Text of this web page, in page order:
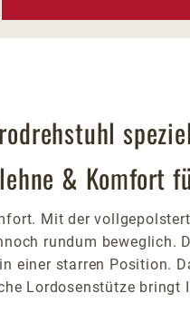
& Komfort
Mit der
rundum
einer starren Position.
Lordosenstütze